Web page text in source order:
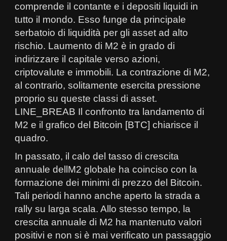
comprende il contante e i depositi liquidi in
tutto il mondo. Esso funge da principale
serbatoio di liquidità per gli asset ad alto
rischio. Laumento di M2 è in grado di
indirizzare il capitale verso azioni,
criptovalute e immobili. La contrazione di M2,
al contrario, solitamente esercita pressione
proprio su queste classi di asset.
LINE_BREAB Il confronto tra landamento di
M2 e il grafico del Bitcoin [BTC] chiarisce il
quadro.
In passato, il calo del tasso di crescita
annuale dellM2 globale ha coinciso con la
formazione dei minimi di prezzo del Bitcoin.
Tali periodi hanno anche aperto la strada a
rally su larga scala. Allo stesso tempo, la
crescita annuale di M2 ha mantenuto valori
positivi e non si è mai verificato un passaggio